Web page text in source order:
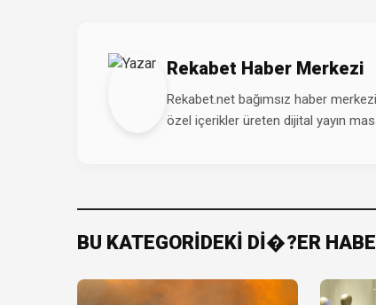
Rekabet Haber Merkezi
Rekabet.net bağımsız haber
özel içerikler üreten dijital yayın
BU KATEGORİDEKİ Dİ�?ER